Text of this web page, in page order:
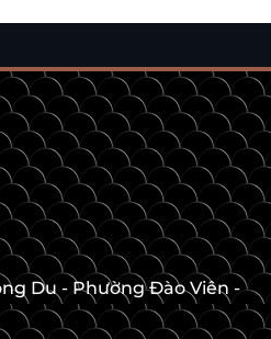
của trời đất. Chính vì vậy,
vô cùng mạnh mẽ, có
sinh khí tích cực, đem lại
gia chủ.
của quả cầu thạch
sự sáng suốt
tím thường được những
trí óc, lãnh đạo hay nhà
Du - Phường Đào Viên -